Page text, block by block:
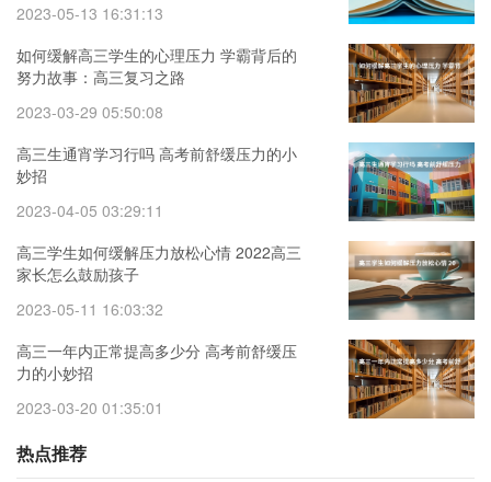
2023-05-13 16:31:13
如何缓解高三学生的心理压力 学霸背后的
努力故事：高三复习之路
2023-03-29 05:50:08
高三生通宵学习行吗 高考前舒缓压力的小
妙招
2023-04-05 03:29:11
高三学生如何缓解压力放松心情 2022高三
家长怎么鼓励孩子
2023-05-11 16:03:32
高三一年内正常提高多少分 高考前舒缓压
力的小妙招
2023-03-20 01:35:01
热点推荐